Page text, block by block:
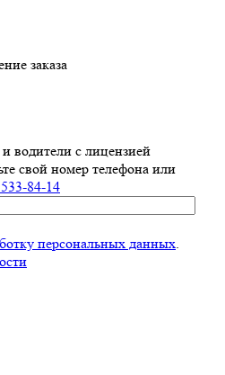
заказа
водители с лицензией
свой номер телефона или
84-14
персональных данных.